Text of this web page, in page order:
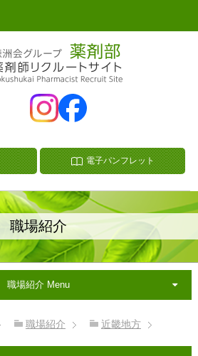
電子パンフレット
職場紹介
職場紹介 近畿地方
職場紹介 Menu